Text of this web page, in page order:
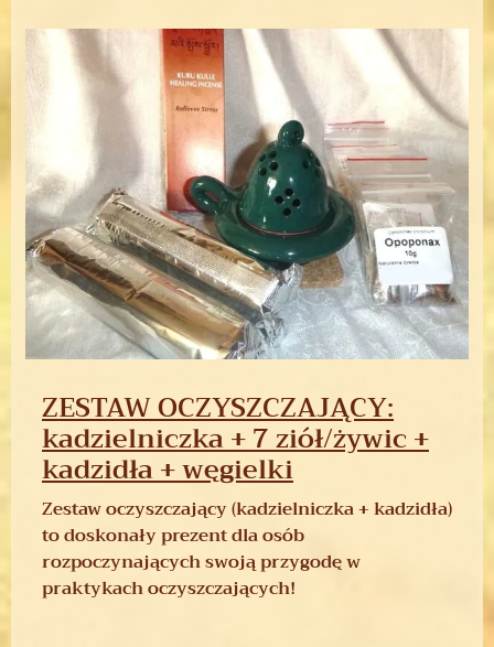
ZESTAW OCZYSZCZAJĄCY:
kadzielniczka + 7 ziół/żywic +
kadzidła + węgielki
Zestaw oczyszczający (kadzielniczka + kadzidła)
to doskonały prezent dla osób
rozpoczynających swoją przygodę w
praktykach oczyszczających!